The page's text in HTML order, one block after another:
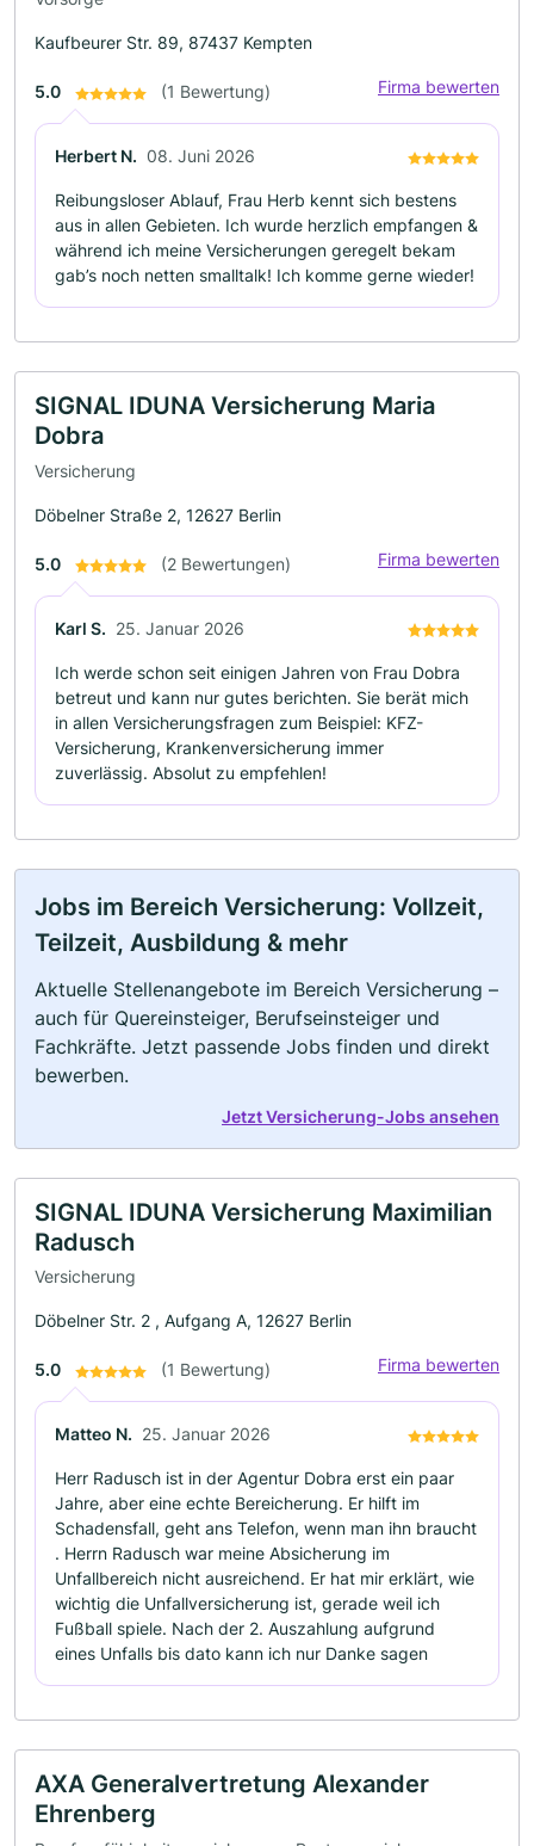
Kaufbeurer Str. 89, 87437 Kempten
5.0 (1 Bewertung) Firma bewerten
Herbert N. 08. Juni 2026
Reibungsloser Ablauf, Frau Herb kennt sich bestens
aus in allen Gebieten. Ich wurde herzlich empfangen &
während ich meine Versicherungen geregelt bekam
gab’s noch netten smalltalk! Ich komme gerne wieder!
SIGNAL IDUNA Versicherung Maria
Dobra
Versicherung
Döbelner Straße 2, 12627 Berlin
5.0 (2 Bewertungen) Firma bewerten
Karl S. 25. Januar 2026
Ich werde schon seit einigen Jahren von Frau Dobra
betreut und kann nur gutes berichten. Sie berät mich
in allen Versicherungsfragen zum Beispiel: KFZ-
Versicherung, Krankenversicherung immer
zuverlässig. Absolut zu empfehlen!
Jobs im Bereich Versicherung: Vollzeit,
Teilzeit, Ausbildung & mehr
Aktuelle Stellenangebote im Bereich Versicherung –
auch für Quereinsteiger, Berufseinsteiger und
Fachkräfte. Jetzt passende Jobs finden und direkt
bewerben.
Jetzt Versicherung-Jobs ansehen
SIGNAL IDUNA Versicherung Maximilian
Radusch
Versicherung
Döbelner Str. 2 , Aufgang A, 12627 Berlin
5.0 (1 Bewertung) Firma bewerten
Matteo N. 25. Januar 2026
Herr Radusch ist in der Agentur Dobra erst ein paar
Jahre, aber eine echte Bereicherung. Er hilft im
Schadensfall, geht ans Telefon, wenn man ihn braucht
. Herrn Radusch war meine Absicherung im
Unfallbereich nicht ausreichend. Er hat mir erklärt, wie
wichtig die Unfallversicherung ist, gerade weil ich
Fußball spiele. Nach der 2. Auszahlung aufgrund
eines Unfalls bis dato kann ich nur Danke sagen
AXA Generalvertretung Alexander
Ehrenberg